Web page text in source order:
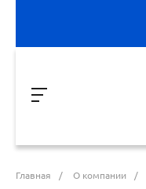
Главная / О компании /